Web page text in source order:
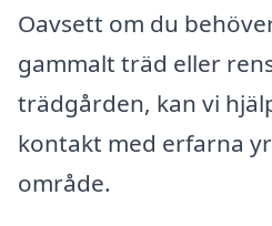
Oavsett om du
gammalt träd eller
trädgården, kan vi
kontakt med erfarna
område.